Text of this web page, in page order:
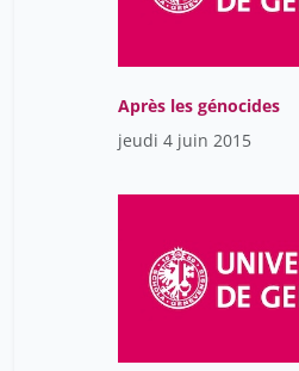
Après les génocides
jeudi 4 juin 2015